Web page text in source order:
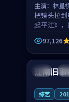
主演： 林星
把镜头拉
起平江》
光记忆为
品。林星
献了2020
合作演出
层次与现实
97,126
日本
江南旧
综艺